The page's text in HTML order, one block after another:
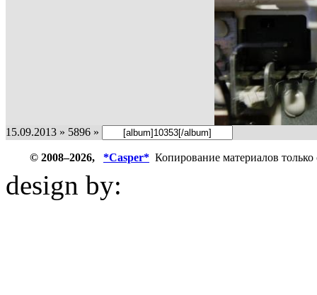
15.09.2013 » 5896 »
© 2008–2026, *Casper* Копирование материалов
design by: